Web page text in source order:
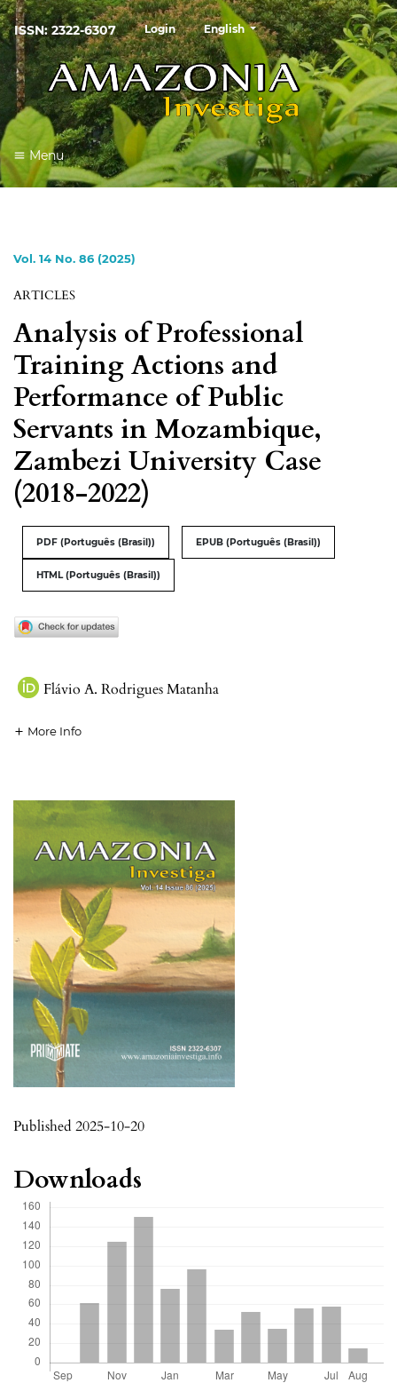
ISSN: 2322-6307 Login English
Menu
Vol. 14 No. 86 (2025)
ARTICLES
Analysis of Professional
Training Actions and
Performance of Public
Servants in Mozambique,
Zambezi University Case
(2018-2022)
PDF (Português (Brasil)) EPUB (Português (Brasil))
HTML (Português (Brasil))
Flávio A. Rodrigues Matanha
More Info
Published 2025-10-20
Downloads